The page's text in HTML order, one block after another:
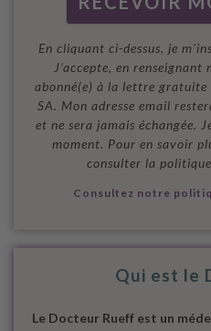
En cliquant ci-dessus, je
J’accepte, en renseignant
abonné(e) à la lettre gratuite
SA. Mon adresse email
et ne sera jamais échangée.
moment. Pour en savoir
consulter la
Consultez notre
Qui est le
Le Docteur Rueff est un